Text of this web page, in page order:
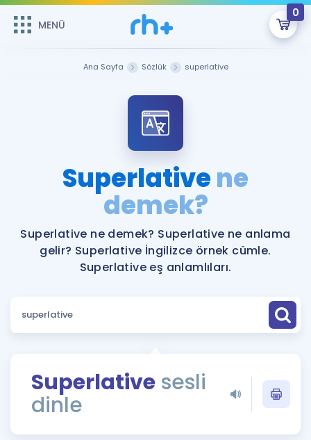
MENÜ
0
Şifremi Hatırlamıyorum
Sepetin Şu An Boş.
Remzi Hoca ile seni sınava hazırlayacak onlarca eğitim seni
bekliyor!
MENÜ
Katılımcı Görüşleri
Faydalı Araçlar
Ücretsiz Kaynaklar
ÖSYM Sınav Takvimi
Kampanyalar
İngilizce Gramer
Ana Sayfa Sözlük superlative
Superlativene
demek?
Superlative ne demek? Superlative ne anlama
gelir? Superlative İngilizce örnek cümle.
Superlative eş anlamlıları.
Superlative sesli
dinle